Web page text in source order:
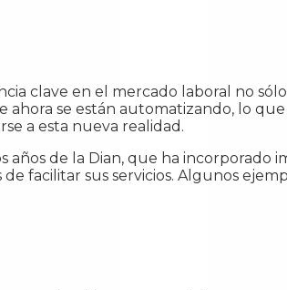
clave en el mercado laboral no
se están automatizando, lo
a esta nueva realidad.
años de la Dian, que ha incorporado
facilitar sus servicios. Algunos